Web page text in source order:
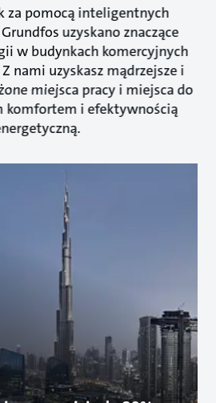
za pomocą inteligentnych
uzyskano znaczące
w budynkach komercyjnych
nami uzyskasz mądrzejsze i
miejsca pracy i miejsca do
komfortem i efektywnością